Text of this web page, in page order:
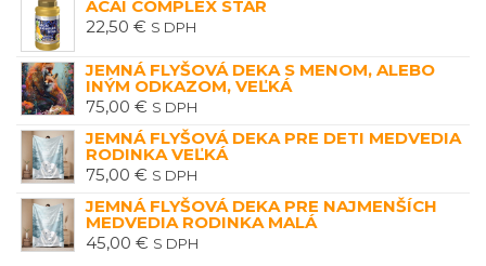
ACAI COMPLEX STAR
22,50 € S DPH
JEMNÁ FLYŠOVÁ DEKA S MENOM, ALEBO
INÝM ODKAZOM, VEĽKÁ
75,00 € S DPH
JEMNÁ FLYŠOVÁ DEKA PRE DETI MEDVEDIA
RODINKA VEĽKÁ
75,00 € S DPH
JEMNÁ FLYŠOVÁ DEKA PRE NAJMENŠÍCH
MEDVEDIA RODINKA MALÁ
45,00 € S DPH